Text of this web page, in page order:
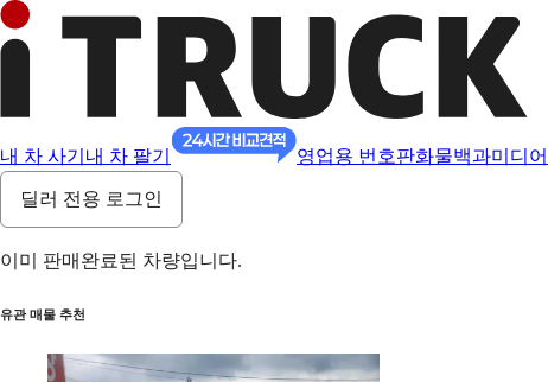
내 차 사기 내 차 팔기 영업용 번호판화물백과미디어
딜러 전용 로그인
이미 판매완료된 차량입니다.
유관 매물 추천